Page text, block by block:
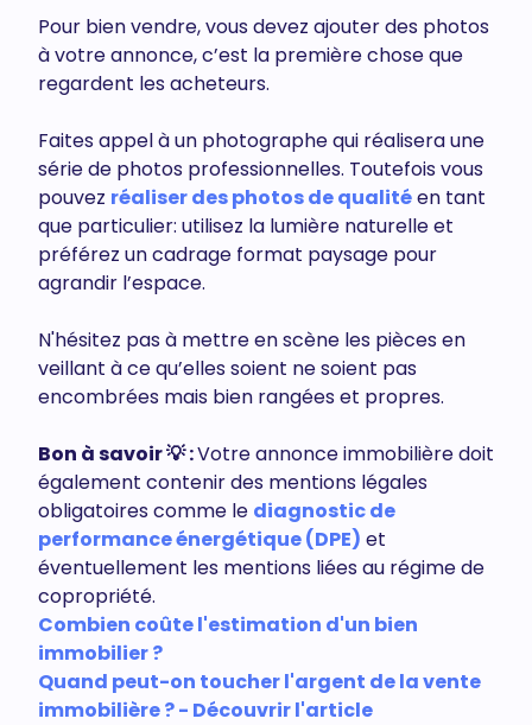
Pour bien vendre, vous devez ajouter des photos
à votre annonce, c’est la première chose que
regardent les acheteurs.
Faites appel à un photographe qui réalisera une
série de photos professionnelles. Toutefois vous
pouvez réaliser des photos de qualitéen tant
que particulier: utilisez la lumière naturelle et
préférez un cadrage format paysage pour
agrandir l’espace.
N'hésitez pas à mettre en scène les pièces en
veillant à ce qu’elles soient ne soient pas
encombrées mais bien rangées et propres.
Bon à savoir 💡 :Votre annonce immobilière doit
également contenir des mentions légales
obligatoires comme le diagnostic de
performance énergétique (DPE) et
éventuellement les mentions liées au régime de
copropriété.
Combien coûte l'estimation d'un bien
immobilier ?
Quand peut-on toucher l'argent de la vente
immobilière ? - Découvrir l'article